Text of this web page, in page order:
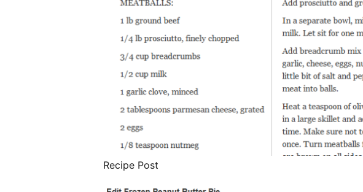
Recipe Post